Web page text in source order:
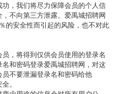
，我们将尽力保障会员的个人信
不向第三方泄露。爱禹城招聘网
的安全性而引起的风险，也不对此
，将得到仅供会员使用的登录名
和密码登录爱禹城招聘网，对这
不要泄漏登录名和密码给他
。